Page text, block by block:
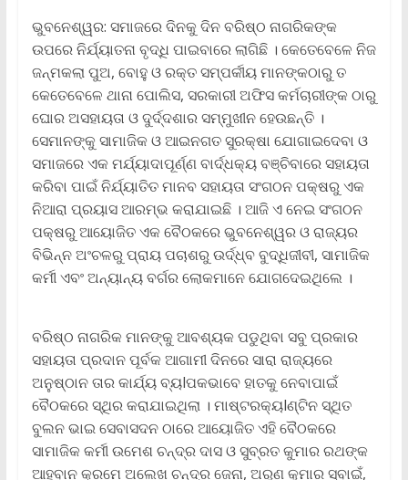
ଭୁବନେଶ୍ୱର: ସମାଜରେ ଦିନକୁ ଦିନ ବରିଷ୍ଠ ନାଗରିକଙ୍କ
ଉପରେ ନିର୍ଯ୍ୟାତନା ବୃଦ୍ଧି ପାଇବାରେ ଲାଗିଛି । କେତେବେଳେ ନିଜ
ଜନ୍ମକଲା ପୁଅ, ବୋହୁ ଓ ରକ୍ତ ସମ୍ପର୍କୀୟ ମାନଙ୍କଠାରୁ ତ
କେତେବେଳେ ଥାନା ପୋଲିସ, ସରକାରୀ ଅଫିସ କର୍ମଚାରୀଙ୍କ ଠାରୁ
ଘୋର ଅସହାୟତା ଓ ଦୁର୍ଦ୍ଦଶାର ସମ୍ମୁଖୀନ ହେଉଛନ୍ତି ।
ସେମାନଙ୍କୁ ସାମାଜିକ ଓ ଆଇନଗତ ସୁରକ୍ଷା ଯୋଗାଇଦେବା ଓ
ସମାଜରେ ଏକ ମର୍ଯ୍ୟାଦାପୂର୍ଣ୍ଣ ବାର୍ଦ୍ଧକ୍ୟ ବଞ୍ଚିବାରେ ସହାୟତା
କରିବା ପାଇଁ ନିର୍ଯ୍ୟାତିତ ମାନବ ସହାୟତା ସଂଗଠନ ପକ୍ଷରୁ ଏକ
ନିଆରା ପ୍ରୟାସ ଆରମ୍ଭ କରାଯାଇଛି । ଆଜି ଏ ନେଇ ସଂଗଠନ
ପକ୍ଷରୁ ଆୟୋଜିତ ଏକ ବୈଠକରେ ଭୁବନେଶ୍ୱର ଓ ରାଜ୍ୟର
ବିଭିନ୍ନ ଅଂଚଳରୁ ପ୍ରାୟ ପଚାଶରୁ ଉର୍ଦ୍ଧ୍ବ ବୁଦ୍ଧିଜୀବୀ, ସାମାଜିକ
କର୍ମୀ ଏବଂ ଅନ୍ୟାନ୍ୟ ବର୍ଗର ଲୋକମାନେ ଯୋଗଦେଇଥିଲେ ।
ବରିଷ୍ଠ ନାଗରିକ ମାନଙ୍କୁ ଆବଶ୍ୟକ ପଡୁଥିବା ସବୁ ପ୍ରକାର
ସହାୟତା ପ୍ରଦାନ ପୂର୍ବକ ଆଗାମୀ ଦିନରେ ସାରା ରାଜ୍ୟରେ
ଅନୁଷ୍ଠାନ ତାର କାର୍ଯ୍ୟ ବ୍ୟlପକଭାବେ ହାତକୁ ନେବାପାଇଁ
ବୈଠକରେ ସ୍ଥିର କରାଯାଇଥିଲା । ମାଷ୍ଟରକ୍ୟlଣ୍ଟିନ ସ୍ଥିତ
ବୁଲନ ଭାଇ ସେବାସଦନ ଠାରେ ଆୟୋଜିତ ଏହି ବୈଠକରେ
ସାମାଜିକ କର୍ମୀ ଉମେଶ ଚନ୍ଦ୍ର ଦାସ ଓ ସୁବ୍ରତ କୁମାର ରଥଙ୍କ
ଆହ୍ବାନ କ୍ରମେ ଅଲେଖ ଚନ୍ଦ୍ର ଜେନା, ଅରୁଣ କୁମାର ସ୍ବାଇଁ,